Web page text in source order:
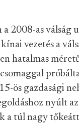
2008-as válság
vezetés a
hatalmas
ös gazdasági
nyúlt
a túl nagy